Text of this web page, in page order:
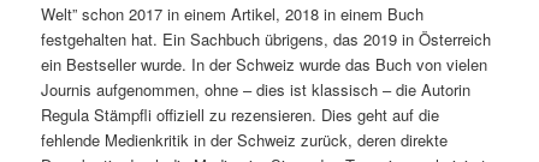
Welt” schon 2017 in einem Artikel, 2018 in einem Buch
festgehalten hat. Ein Sachbuch übrigens, das 2019 in Österreich
ein Bestseller wurde. In der Schweiz wurde das Buch von vielen
Journis aufgenommen, ohne – dies ist klassisch – die Autorin
Regula Stämpfli offiziell zu rezensieren. Dies geht auf die
fehlende Medienkritik in der Schweiz zurück, deren direkte